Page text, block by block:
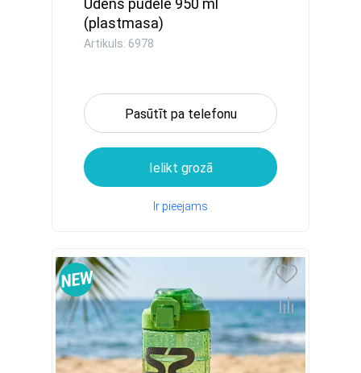
Ūdens pudele 950 ml
(plastmasa)
Artikuls: 6978
Pasūtīt pa telefonu
Ielikt grozā
Ir pieejams